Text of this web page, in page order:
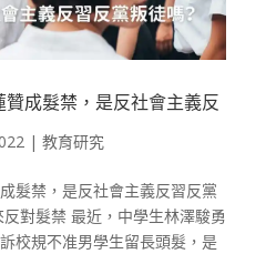
成髮禁，是反社會主義反
| 教育研究
髮禁，是反社會主義反習反黨
對髮禁 最近，中學生林澤駿勇
校規不准男學生留長頭髮，是